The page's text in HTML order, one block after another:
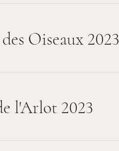
Oiseaux 2023
l'Arlot 2023